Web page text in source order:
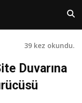
39 kez okundu.
Duvarına